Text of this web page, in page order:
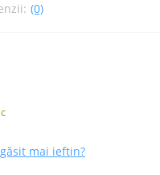
(0)
mai ieftin?